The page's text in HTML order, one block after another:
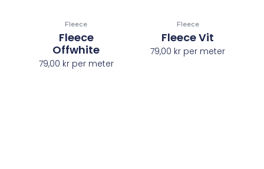
Fleece
Fleece
Offwhite
79,00 krper meter
Fleece
Fleece Vit
79,00 kr per meter